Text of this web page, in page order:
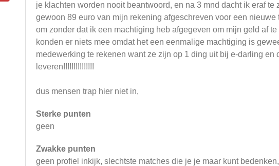
je klachten worden nooit beantwoord, en na 3 mnd dacht ik eraf
gewoon 89 euro van mijn rekening afgeschreven voor een
om zonder dat ik een machtiging heb afgegeven om mijn geld af
konden er niets mee omdat het een eenmalige machtiging is
medewerking te rekenen want ze zijn op 1 ding uit bij e-darling en
leveren!!!!!!!!!!!!!!!
dus mensen trap hier niet in,
Sterke punten
geen
Zwakke punten
geen profiel inkijk, slechtste matches die je je maar kunt